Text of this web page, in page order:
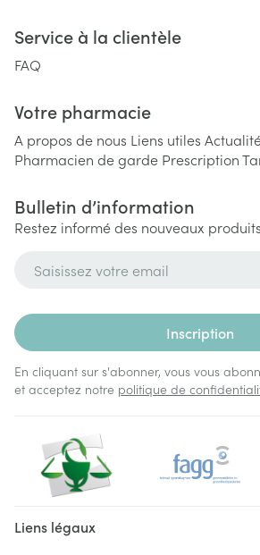
Service à la clientèle
FAQ
Votre pharmacie
A propos de nous Liens utiles
Pharmacien de garde Prescription
Bulletin d’information
Restez informé des nouveaux
Inscription
En cliquant sur s'abonner, vous vous
et acceptez notre politique de
Liens légaux